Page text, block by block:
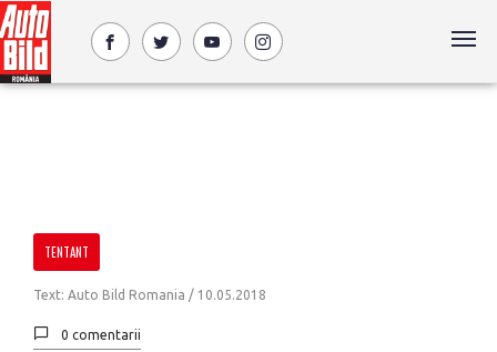
TENTANT
Text: Auto Bild Romania / 10.05.2018
0 comentarii